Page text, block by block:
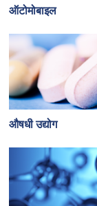
ऑटोमोबाइल
औषधी उद्योग